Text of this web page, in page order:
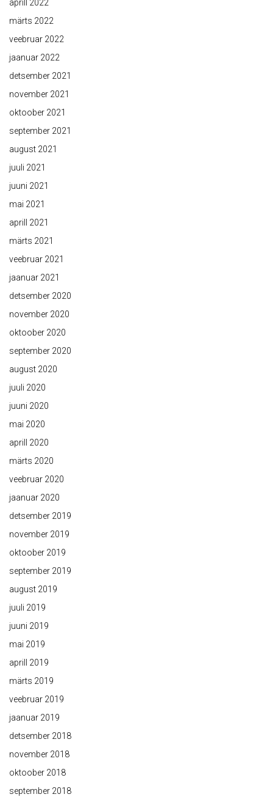
aprill 2022
märts 2022
veebruar 2022
jaanuar 2022
detsember 2021
november 2021
oktoober 2021
september 2021
august 2021
juuli 2021
juuni 2021
mai 2021
aprill 2021
märts 2021
veebruar 2021
jaanuar 2021
detsember 2020
november 2020
oktoober 2020
september 2020
august 2020
juuli 2020
juuni 2020
mai 2020
aprill 2020
märts 2020
veebruar 2020
jaanuar 2020
detsember 2019
november 2019
oktoober 2019
september 2019
august 2019
juuli 2019
juuni 2019
mai 2019
aprill 2019
märts 2019
veebruar 2019
jaanuar 2019
detsember 2018
november 2018
oktoober 2018
september 2018